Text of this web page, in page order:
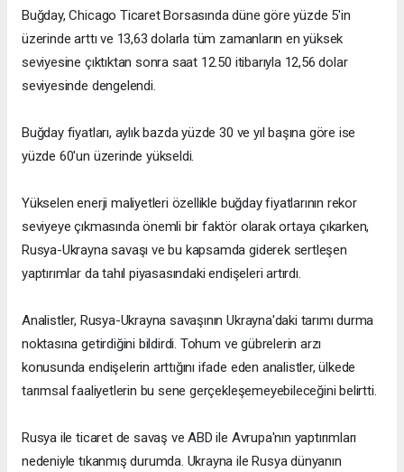
Buğday, Chicago Ticaret Borsasında düne göre yüzde 5'in
üzerinde arttı ve 13,63 dolarla tüm zamanların en yüksek
seviyesine çıktıktan sonra saat 12.50 itibarıyla 12,56 dolar
seviyesinde dengelendi.
Buğday fiyatları, aylık bazda yüzde 30 ve yıl başına göre ise
yüzde 60'un üzerinde yükseldi.
Yükselen enerji maliyetleri özellikle buğday fiyatlarının rekor
seviyeye çıkmasında önemli bir faktör olarak ortaya çıkarken,
Rusya-Ukrayna savaşı ve bu kapsamda giderek sertleşen
yaptırımlar da tahıl piyasasındaki endişeleri artırdı.
Analistler, Rusya-Ukrayna savaşının Ukrayna'daki tarımı durma
noktasına getirdiğini bildirdi. Tohum ve gübrelerin arzı
konusunda endişelerin arttığını ifade eden analistler, ülkede
tarımsal faaliyetlerin bu sene gerçekleşemeyebileceğini belirtti.
Rusya ile ticaret de savaş ve ABD ile Avrupa'nın yaptırımları
nedeniyle tıkanmış durumda. Ukrayna ile Rusya dünyanın